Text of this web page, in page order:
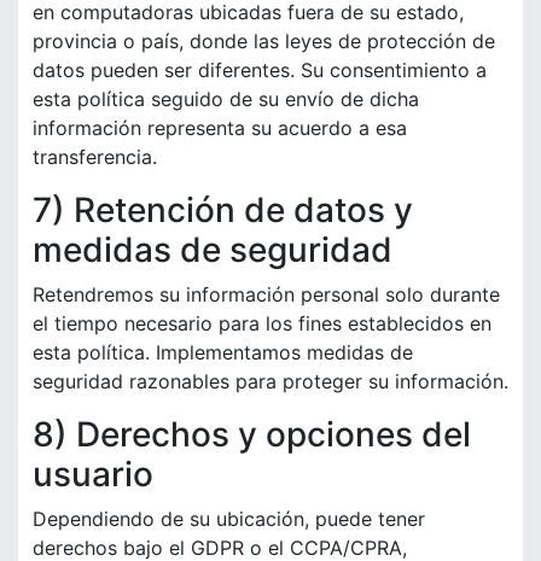
en computadoras ubicadas fuera de su estado,
provincia o país, donde las leyes de protección de
datos pueden ser diferentes. Su consentimiento a
esta política seguido de su envío de dicha
información representa su acuerdo a esa
transferencia.
7) Retención de datos y
medidas de seguridad
Retendremos su información personal solo durante
el tiempo necesario para los fines establecidos en
esta política. Implementamos medidas de
seguridad razonables para proteger su información.
8) Derechos y opciones del
usuario
Dependiendo de su ubicación, puede tener
derechos bajo el GDPR o el CCPA/CPRA,